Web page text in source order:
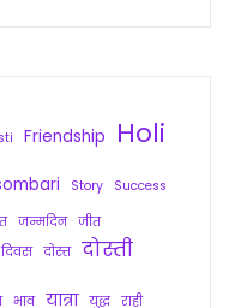
Friendship
Holi
Story
Success
जन्मदिन जीत
दिवस दोस्त दोस्ती
भाव यात्रा युद्ध राही